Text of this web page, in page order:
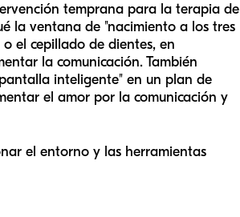
temprana para la terapia de
la ventana de "nacimiento a los tres
el cepillado de dientes, en
la comunicación. También
inteligente" en un plan de
el amor por la comunicación y
el entorno y las herramientas